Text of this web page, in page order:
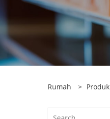
Rumah > Produk